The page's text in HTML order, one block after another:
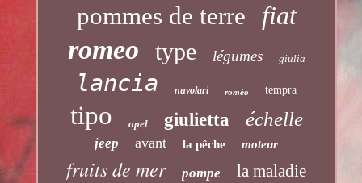
pommes de terre fiat
romeo type légumes giulia
lancia nuvolari roméo tempra
tipo opel giulietta échelle
jeep avant la pêche moteur
fruits de mer pompe la maladie